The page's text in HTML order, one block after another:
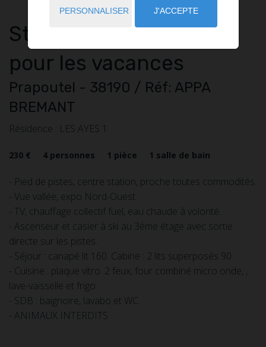
Studio 1 pièce à louer
pour les vacances
Prapoutel - 38190 / Réf: APPA
BREMANT
Résidence : LES AYES 1
230 € 4 personnes 1 pièce 1 salle de bain
- Pied de pistes, centre station, proche toutes commodités.
- Vue vallée, expo Nord-Ouest.
- TV, chauffage collectif fuel, eau chaude à volonté.
- Ascenseur et casier à ski au 3ème étage avec sortie
directe sur les pistes.
- Séjour : canapé lit 160. Cabine : 2 lits superposés 90.
- Cuisine : plaque vitro. 2 feux, four combiné micro onde, ,
lave-vaisselle et frigo.
- SDB : baignoire, lavabo et WC.
- ANIMAUX INTERDITS
PERSONNALISER J'ACCEPTE